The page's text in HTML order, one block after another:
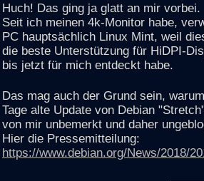
Huch! Das ging ja glatt an mir vorbei.
Seit ich meinen 4k-Monitor habe,
PC hauptsächlich Linux Mint, weil
die beste Unterstützung für HiDPI-
bis jetzt für mich entdeckt habe.
Das mag auch der Grund sein,
Tage alte Update von Debian
von mir unbemerkt und daher
Hier die Pressemitteilung:
https://www.debian.org/News/2018/